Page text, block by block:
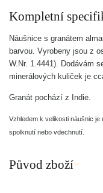
Kompletní
Náušnice s granátem
barvou. Vyrobeny jsou z
W.Nr. 1.4441). Dodávám
minerálových kuliček je
Granát pochází z Indie.
Vzhledem k velikosti náušnic
spolknutí nebo vdechnutí.
Původ zboží